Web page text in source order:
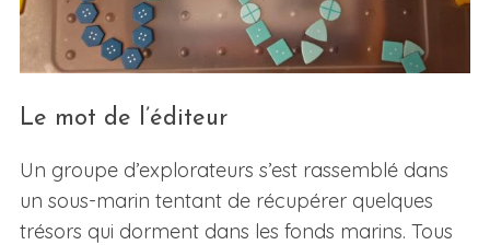
Le mot de l’éditeur
Un groupe d’explorateurs s’est rassemblé dans
un sous-marin tentant de récupérer quelques
trésors qui dorment dans les fonds marins. Tous